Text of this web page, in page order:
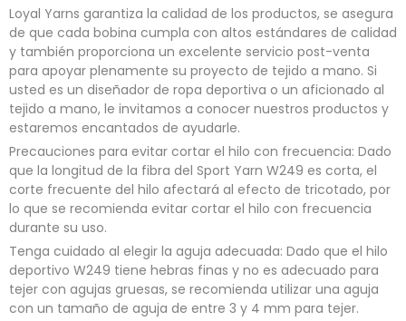
Loyal Yarns garantiza la calidad de los productos, se asegura
de que cada bobina cumpla con altos estándares de calidad
y también proporciona un excelente servicio post-venta
para apoyar plenamente su proyecto de tejido a mano. Si
usted es un diseñador de ropa deportiva o un aficionado al
tejido a mano, le invitamos a conocer nuestros productos y
estaremos encantados de ayudarle.
Precauciones para evitar cortar el hilo con frecuencia: Dado
que la longitud de la fibra del Sport Yarn W249 es corta, el
corte frecuente del hilo afectará al efecto de tricotado, por
lo que se recomienda evitar cortar el hilo con frecuencia
durante su uso.
Tenga cuidado al elegir la aguja adecuada: Dado que el hilo
deportivo W249 tiene hebras finas y no es adecuado para
tejer con agujas gruesas, se recomienda utilizar una aguja
con un tamaño de aguja de entre 3 y 4 mm para tejer.